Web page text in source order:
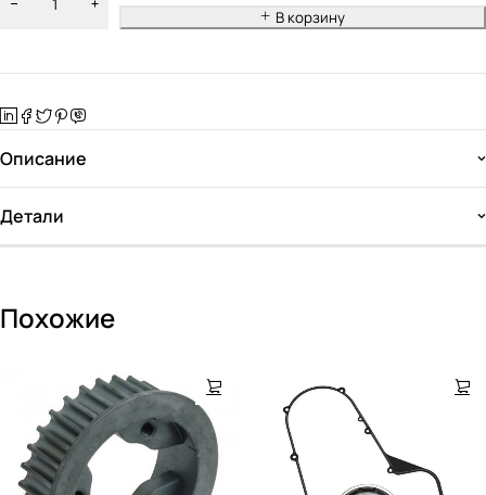
В корзину
Описание
Детали
Похожие